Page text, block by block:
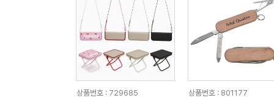
상품번호 : 729685
상품번호 : 801177